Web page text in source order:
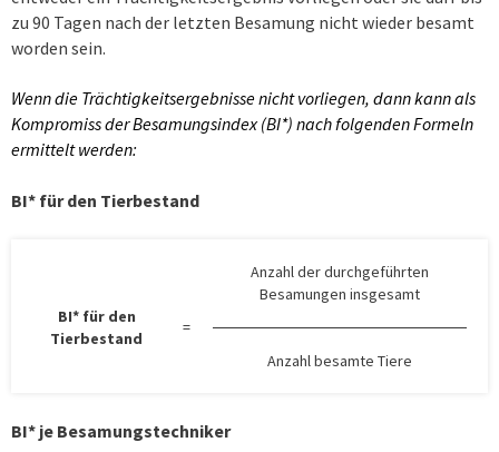
zu 90 Tagen nach der letzten Besamung nicht wieder besamt
worden sein.
Wenn die Trächtigkeitsergebnisse nicht vorliegen, dann kann als
Kompromiss der Besamungsindex (BI*) nach folgenden Formeln
ermittelt werden:
BI* für den Tierbestand
Anzahl der durchgeführten
Besamungen insgesamt
BI* für den
Tierbestand
=
Anzahl besamte Tiere
BI* je Besamungstechniker